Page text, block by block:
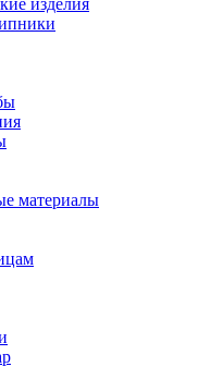
материалы